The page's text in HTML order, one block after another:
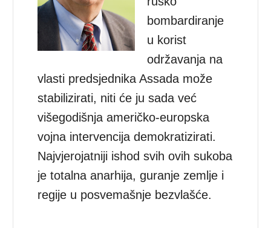
bombardiranje
u korist
održavanja na
vlasti predsjednika Assada može
stabilizirati, niti će ju sada već
višegodišnja američko-europska
vojna intervencija demokratizirati.
Najvjerojatniji ishod svih ovih sukoba
je totalna anarhija, guranje zemlje i
regije u posvemašnje bezvlašće.